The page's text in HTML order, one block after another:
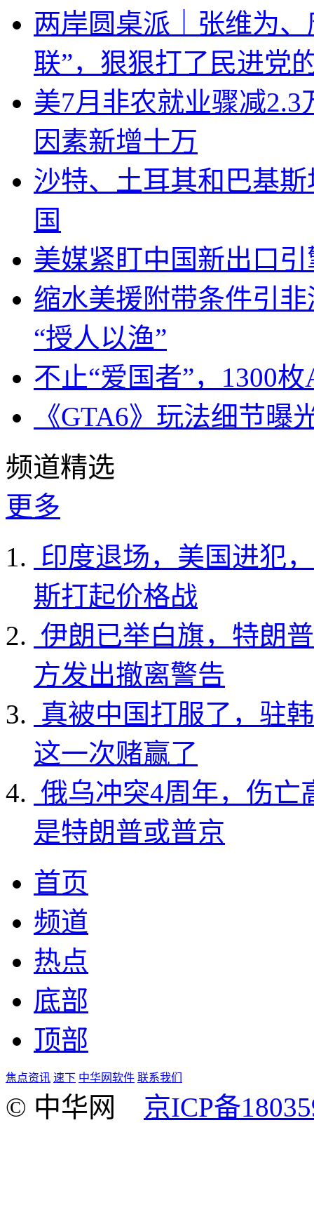
两岸圆桌派｜张维为
联”，狠狠打了民进党
美7月非农就业骤减
因素新增十万
沙特、土耳其和巴基
国
美媒紧盯中国新出口
缩水美援附带条件引
“授人以渔”
不止“爱国者”，1300
《GTA6》玩法细节
频道精选
更多
印度退场，美国进犯
斯打起价格战
伊朗已举白旗，特朗
方发出撤离警告
真被中国打服了，驻
这一次赌赢了
俄乌冲突4周年，伤亡
是特朗普或普京
首页
频道
热点
底部
顶部
焦点资讯 速下 中华网软件 联系我们
© 中华网 京ICP备